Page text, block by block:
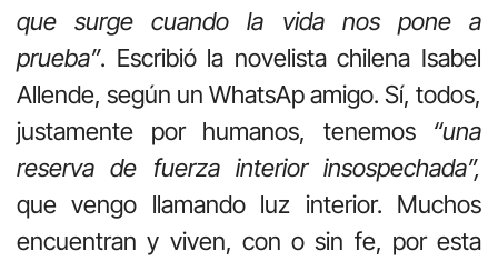
quesurge cuando la vida nos pone a
prueba”. Escribió la novelista chilena Isabel
Allende, según un WhatsAp amigo. Sí, todos,
justamente por humanos, tenemos “una
reserva de fuerza interior insospechada”,
que vengo llamando luz interior. Muchos
encuentran y viven, con o sin fe, por esta